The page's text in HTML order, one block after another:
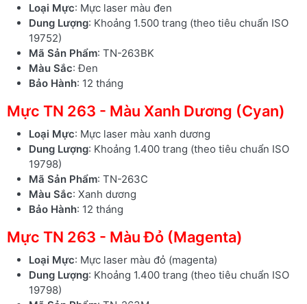
Loại Mực: Mực laser màu đen
Dung Lượng: Khoảng 1.500 trang (theo tiêu chuẩn ISO
19752)
Mã Sản Phẩm: TN-263BK
Màu Sắc: Đen
Bảo Hành: 12 tháng
Mực TN 263 - Màu Xanh Dương (Cyan)
Loại Mực: Mực laser màu xanh dương
Dung Lượng: Khoảng 1.400 trang (theo tiêu chuẩn ISO
19798)
Mã Sản Phẩm: TN-263C
Màu Sắc: Xanh dương
Bảo Hành: 12 tháng
Mực TN 263 - Màu Đỏ (Magenta)
Loại Mực: Mực laser màu đỏ (magenta)
Dung Lượng: Khoảng 1.400 trang (theo tiêu chuẩn ISO
19798)